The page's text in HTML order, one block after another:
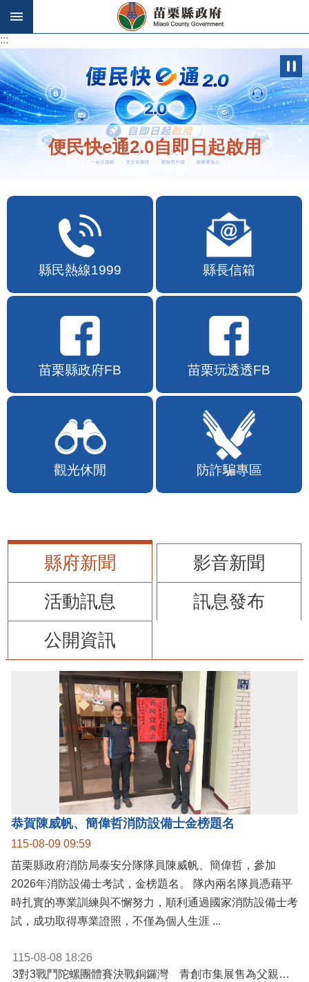
跳到主要內容區塊
:::
:::
便民快e通2.0自即日起啟用
縣民熱線1999 縣長信箱
苗栗縣政府FB 苗栗玩透透FB
觀光休閒 防詐騙專區
縣府新聞
影音新聞
活動訊息
訊息發布
公開資訊
恭賀陳威帆、簡偉哲消防設備士金榜題名
115-08-09 09:59
苗栗縣政府消防局泰安分隊隊員陳威帆、簡偉哲，參加
2026年消防設備士考試，金榜題名。 隊內兩名隊員憑藉平
時扎實的專業訓練與不懈努力，順利通過國家消防設備士考
試，成功取得專業證照，不僅為個人生涯 ...
115-08-08 18:26
3對3戰鬥陀螺團體賽決戰銅鑼灣 青創市集展售為父親節增添繽紛